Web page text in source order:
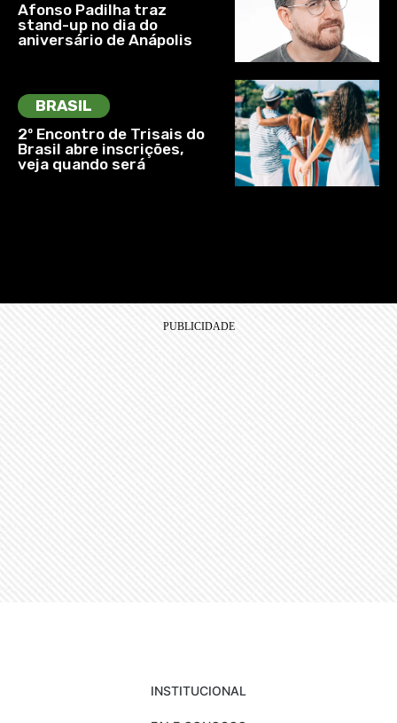
Afonso Padilha traz
stand-up no dia do
aniversário de Anápolis
BRASIL
2º Encontro de Trisais do
Brasil abre inscrições,
veja quando será
INSTITUCIONAL